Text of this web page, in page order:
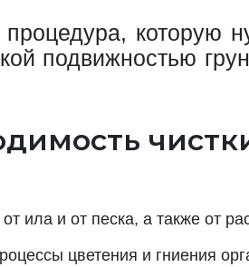
которую
подвижностью
ила и от песка, а также от
цветения и гниения